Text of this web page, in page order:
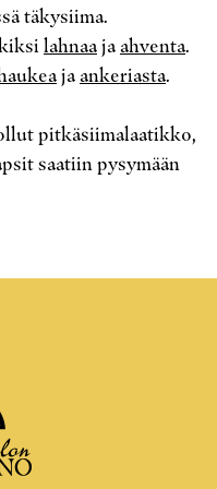
täkysiima.
lahnaaja ahventa.
ja ankeriasta.
pitkäsiimalaatikko,
saatiin pysymään